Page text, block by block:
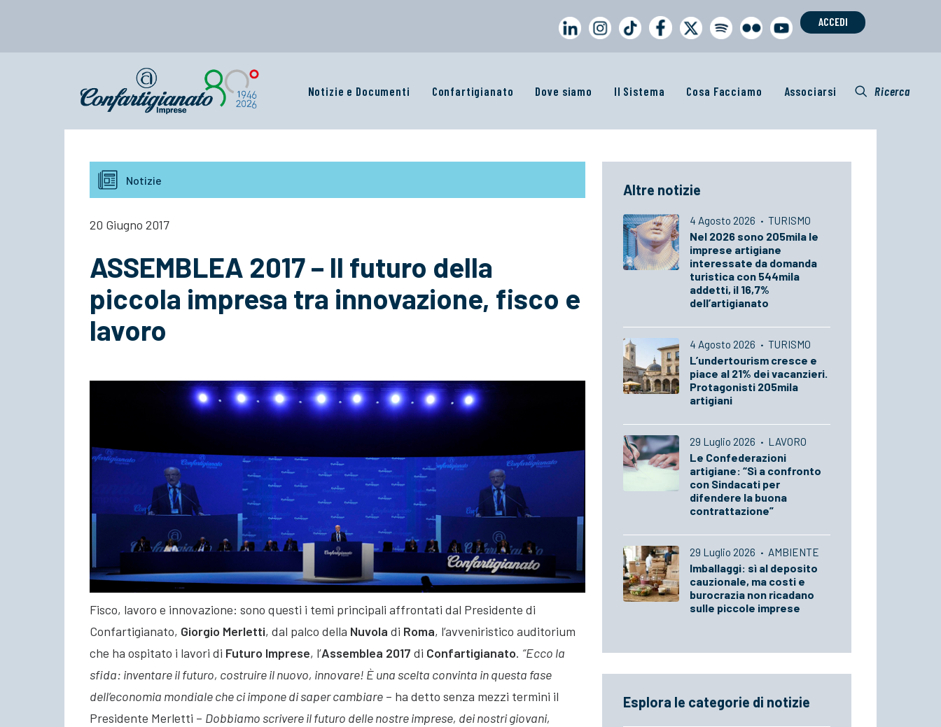
ACCEDI
Notizie e Documenti Confartigianato Dove siamo Il Sistema Cosa Facciamo Associarsi Ricerca
Notizie
20 Giugno 2017
ASSEMBLEA 2017 – Il futuro della
piccola impresa tra innovazione, fisco e
lavoro
Fisco, lavoro e innovazione: sono questi i temi principali affrontati dal Presidente di
Confartigianato, Giorgio Merletti, dal palco della Nuvola di Roma, l’avveniristico auditorium
che ha ospitato i lavori di Futuro Imprese, l’Assemblea 2017 di Confartigianato. “Ecco la
sfida: inventare il futuro, costruire il nuovo, innovare! È una scelta convinta in questa fase
dell’economia mondiale che ci impone di saper cambiare – ha detto senza mezzi termini il
Presidente Merletti – Dobbiamo scrivere il futuro delle nostre imprese, dei nostri giovani,
Altre notizie
4 Agosto 2026 · TURISMO
Nel 2026 sono 205mila le
imprese artigiane
interessate da domanda
turistica con 544mila
addetti, il 16,7%
dell’artigianato
4 Agosto 2026 · TURISMO
L’undertourism cresce e
piace al 21% dei vacanzieri.
Protagonisti 205mila
artigiani
29 Luglio 2026 · LAVORO
Le Confederazioni
artigiane: “Sì a confronto
con Sindacati per
difendere la buona
contrattazione”
29 Luglio 2026 · AMBIENTE
Imballaggi: sì al deposito
cauzionale, ma costi e
burocrazia non ricadano
sulle piccole imprese
Esplora le categorie di notizie